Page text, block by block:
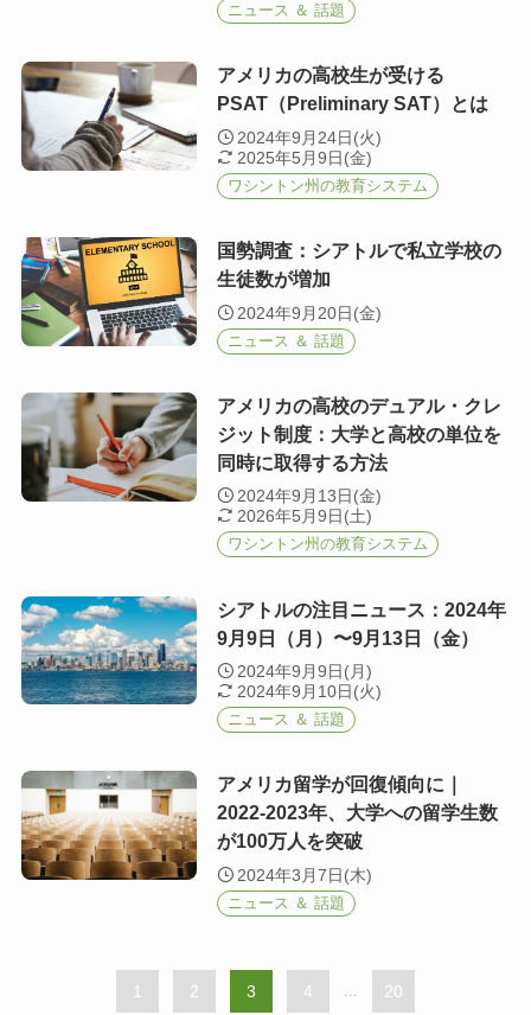
ニュース ＆ 話題
アメリカの高校生が受ける
PSAT（Preliminary SAT）とは
2024年9月24日(火)
2025年5月9日(金)
ワシントン州の教育システム
国勢調査：シアトルで私立学校の
生徒数が増加
2024年9月20日(金)
ニュース ＆ 話題
アメリカの高校のデュアル・クレ
ジット制度：大学と高校の単位を
同時に取得する方法
2024年9月13日(金)
2026年5月9日(土)
ワシントン州の教育システム
シアトルの注目ニュース：2024年
9月9日（月）〜9月13日（金）
2024年9月9日(月)
2024年9月10日(火)
ニュース ＆ 話題
アメリカ留学が回復傾向に｜
2022-2023年、大学への留学生数
が100万人を突破
2024年3月7日(木)
ニュース ＆ 話題
1 2 3 4 20